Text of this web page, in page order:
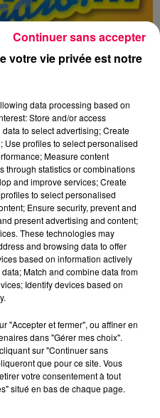
09_8H_09032023.mp3
votre vie privée est notre
data processing based on
Store and/or access
to select advertising; Create
profiles to select personalised
Measure content
through statistics or combinations
and improve services; Create
to select personalised
Ensure security, prevent and
present advertising and content;
These technologies may
and browsing data to offer
based on information actively
Match and combine data from
Identify devices based on
"Accepter et fermer", ou affiner en
dans "Gérer mes choix".
sur "Continuer sans
que pour ce site. Vous
votre consentement à tout
situé en bas de chaque page.
Continuer sans accepter